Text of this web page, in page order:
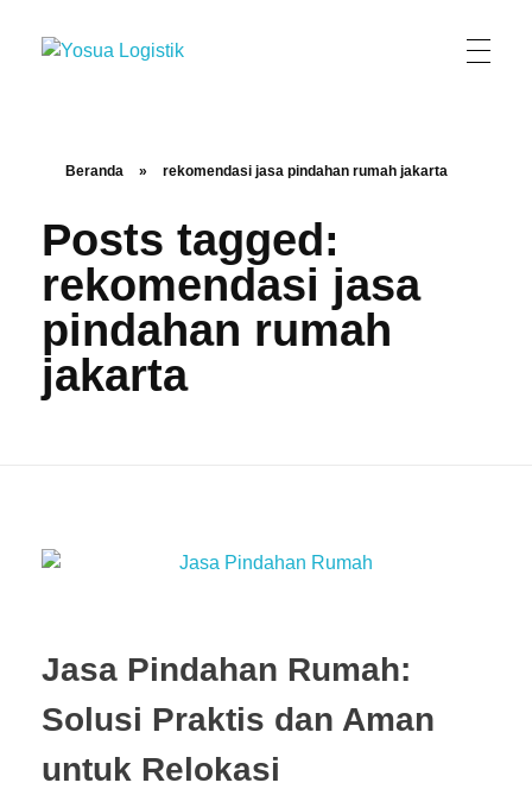
Beranda » rekomendasi jasa pindahan rumah jakarta
Posts tagged:
rekomendasi jasa
pindahan rumah
jakarta
Jasa Pindahan Rumah:
Solusi Praktis dan Aman
untuk Relokasi